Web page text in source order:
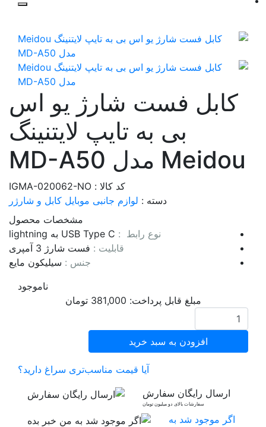
کابل فست شارژ یو اس
بی به تایپ لایتنینگ
Meidou مدل MD-A50
کد کالا : IGMA-020062-NO
دسته : لوازم جانبی موبایل کابل و شارژر
مشخصات محصول
نوع رابط : USB Type C به lightning
قابلیت : فست شارژ 3 آمپری
جنس : سیلیکون مایع
ناموجود
مبلغ قابل پرداخت: 381,000 تومان
افزودن به سبد خرید
آیا قیمت مناسب‌تری سراغ دارید؟
ارسال رایگان سفارش
سفارشات بالای دو میلیون تومان
اگر موجود شد به